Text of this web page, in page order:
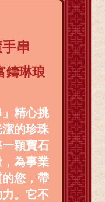
串
鑄琳琅
」精心挑
的珍珠
顆寶石
為事業
您，帶
。它不